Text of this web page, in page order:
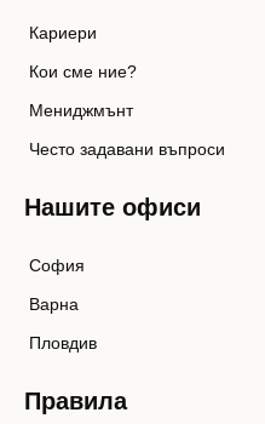
Кариери
Кои сме ние?
Мениджмънт
Често задавани въпроси
Нашите офиси
София
Варна
Пловдив
Правила